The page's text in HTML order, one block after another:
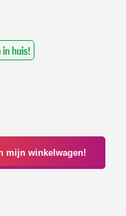
in huis!
mijn winkelwagen!